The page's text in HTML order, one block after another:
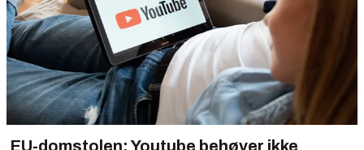
EU-domstolen: Youtube behøver ikke